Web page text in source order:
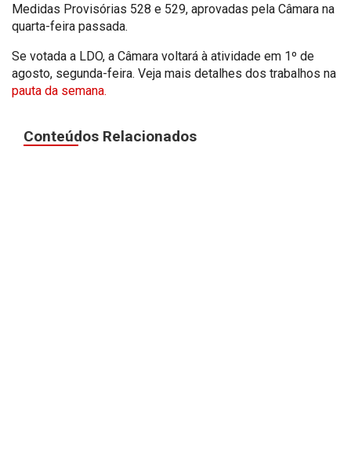
Medidas Provisórias 528 e 529, aprovadas pela Câmara na
quarta-feira passada.
Se votada a LDO, a Câmara voltará à atividade em 1º de
agosto, segunda-feira. Veja mais detalhes dos trabalhos na
pauta da semana.
Conteúdos Relacionados